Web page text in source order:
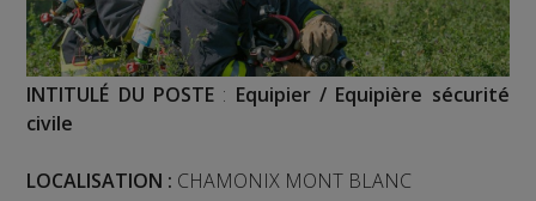
INTITULÉ DU POSTE : Equipier / Equipière sécurité
civile
LOCALISATION : CHAMONIX MONT BLANC